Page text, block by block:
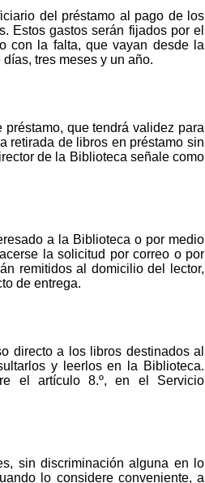
del préstamo al pago de los
Estos gastos serán fijados por el
con la falta, que vayan desde la
tres meses y un año.
que tendrá validez para
retirada de libros en préstamo sin
de la Biblioteca señale como
a la Biblioteca o por medio
la solicitud por correo o por
remitidos al domicilio del lector,
de entrega.
directo a los libros destinados al
y leerlos en la Biblioteca.
el artículo 8.º, en el Servicio
sin discriminación alguna en lo
lo considere conveniente, a